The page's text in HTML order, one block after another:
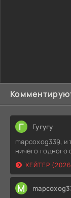
Г Гугугу
mapcoxog339, и
ничего годного
ХЕЙТЕР
M